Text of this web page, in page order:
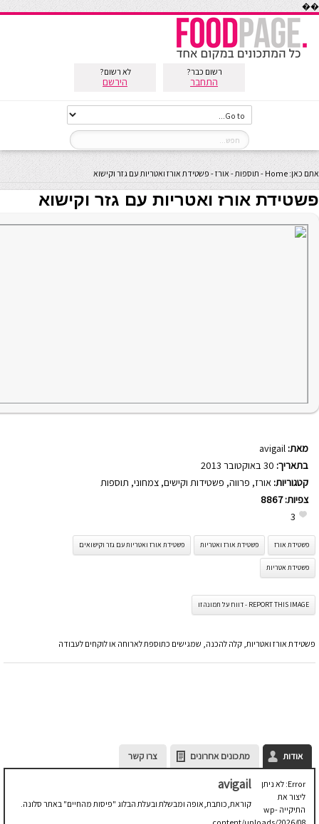
��
רשום כבר?
התחבר
לא רשום?
הירשם
אתם כאן: Home
- תוספות-אורז- פשטידת אורז ואטריות עם גזר וקישוא
פשטידת אורז ואטריות עם גזר וקישוא
מאת: avigail
בתאריך:
קטגוריות: אורז, פרווה, פשטידות וקישים, צמחוני, תוספות
צפיות:8867
3
פשטידת אורז פשטידת אורז ואטריות פשטידת אורז ואטריות עם גזר וקישואים
פשטידת אטריות
REPORT THIS IMAGE - דווח על תמונה זו
פשטידת אורז ואטריות, קלה להכנה, שמגישים כתוספת לארוחה או לוקחים לעבודה
אודות מתכונים אחרונים צרו קשר
Error: לא ניתן
ליצור את
התיקייה wp-
avigail
קוראת,כותבת,אופה ומבשלת ובעלת הבלוג "פיסות מהחיים" באתר סלונה.